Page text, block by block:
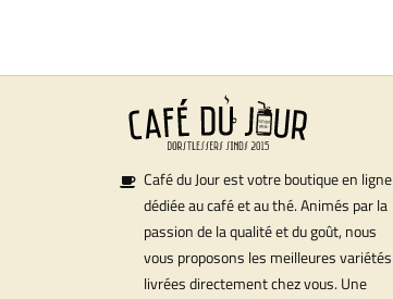
Café du Jour est votre boutique en ligne
dédiée au café et au thé. Animés par la
passion de la qualité et du goût, nous
vous proposons les meilleures variétés
livrées directement chez vous. Une